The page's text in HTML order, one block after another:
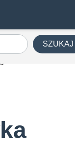
SZUKAJ